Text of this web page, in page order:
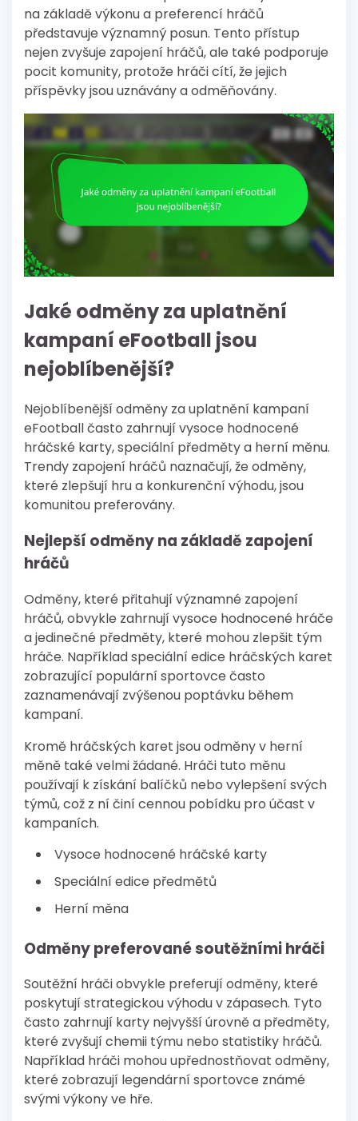
na základě výkonu a preferencí hráčů
představuje významný posun. Tento přístup
nejen zvyšuje zapojení hráčů, ale také podporuje
pocit komunity, protože hráči cítí, že jejich
příspěvky jsou uznávány a odměňovány.
Jaké odměny za uplatnění
kampaní eFootball jsou
nejoblíbenější?
Nejoblíbenější odměny za uplatnění kampaní
eFootball často zahrnují vysoce hodnocené
hráčské karty, speciální předměty a herní měnu.
Trendy zapojení hráčů naznačují, že odměny,
které zlepšují hru a konkurenční výhodu, jsou
komunitou preferovány.
Nejlepší odměny na základě zapojení
hráčů
Odměny, které přitahují významné zapojení
hráčů, obvykle zahrnují vysoce hodnocené hráče
a jedinečné předměty, které mohou zlepšit tým
hráče. Například speciální edice hráčských karet
zobrazující populární sportovce často
zaznamenávají zvýšenou poptávku během
kampaní.
Kromě hráčských karet jsou odměny v herní
měně také velmi žádané. Hráči tuto měnu
používají k získání balíčků nebo vylepšení svých
týmů, což z ní činí cennou pobídku pro účast v
kampaních.
Vysoce hodnocené hráčské karty
Speciální edice předmětů
Herní měna
Odměny preferované soutěžními hráči
Soutěžní hráči obvykle preferují odměny, které
poskytují strategickou výhodu v zápasech. Tyto
často zahrnují karty nejvyšší úrovně a předměty,
které zvyšují chemii týmu nebo statistiky hráčů.
Například hráči mohou upřednostňovat odměny,
které zobrazují legendární sportovce známé
svými výkony ve hře.